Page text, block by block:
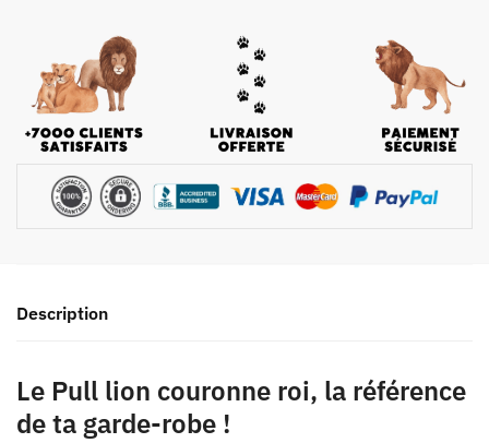
Description
Le Pull lion couronne roi, la référence
de ta garde-robe !